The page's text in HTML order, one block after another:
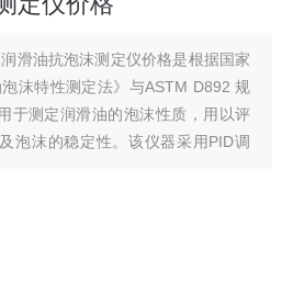
滑油抗泡沫测定仪价格是根据国家
沫特性测定法》与ASTM D892 规
于测定润滑油的泡沫性质，用以评
泡沫的稳定性。该仪器采用PID调